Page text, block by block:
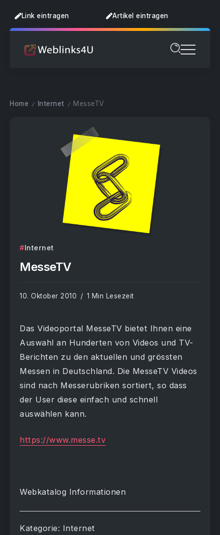
Link eintragen Artikel eintragen
Home / Internet / MesseTV
Internet
MesseTV
10. Oktober 2010 1 Min Lesezeit
Das Videoportal MesseTV bietet Ihnen eine
Auswahl an Hunderten von Videos und TV-
Berichten zu den aktuellen und grössten
Messen in Deutschland. Die MesseTV Videos
sind nach Messerubriken sortiert, so dass
der User diese einfach und schnell
auswählen kann.
https://www.messe.tv
Webkatalog Informationen
Kategorie: Internet